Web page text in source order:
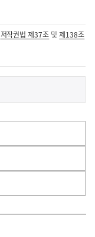
저작권법 제37조 및제138조